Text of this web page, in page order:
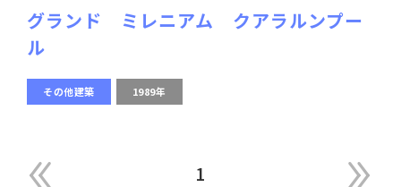
グランド ミレニアム クアラルンプー
ル
その他建築 1989年
1